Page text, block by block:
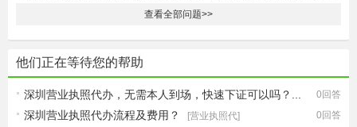
查看全部问题>>
他们正在等待您的帮助
0回答
深圳营业执照代办，无需本人到场，快速下证可以吗？...
[营业执照代] 0回答
深圳营业执照代办流程及费用？
[营业执照代]